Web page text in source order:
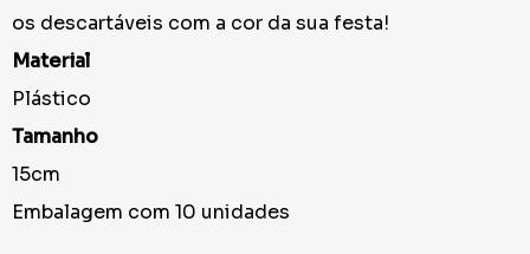
os descartáveis com a cor da sua festa!
Material
Plástico
Tamanho
15cm
Embalagem com 10 unidades